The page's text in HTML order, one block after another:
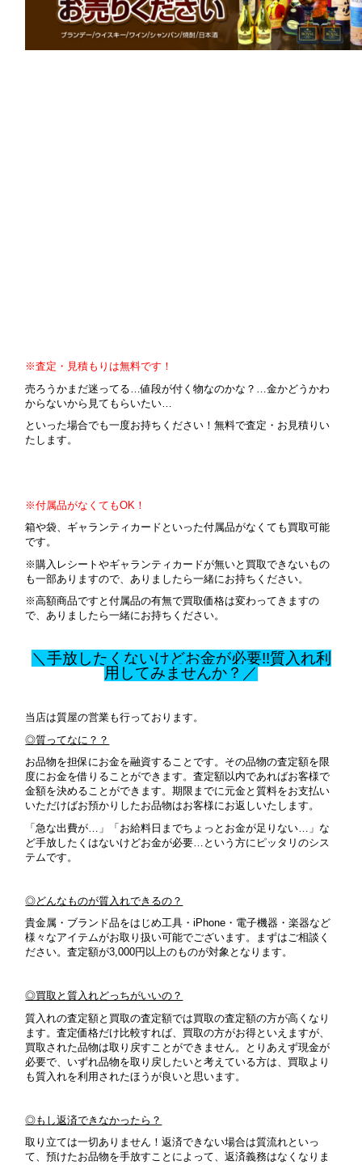
※査定・見積もりは無料です！
売ろうかまだ迷ってる…値段が付く物なのかな？…金かどうかわ
からないから見てもらいたい…
といった場合でも一度お持ちください！無料で査定・お見積りい
たします。
※付属品がなくてもOK！
箱や袋、ギャランティカードといった付属品がなくても買取可能
です。
※購入レシートやギャランティカードが無いと買取できないもの
も一部ありますので、ありましたら一緒にお持ちください。
※高額商品ですと付属品の有無で買取価格は変わってきますの
で、ありましたら一緒にお持ちください。
＼手放したくないけどお金が必要!!質入れ利
用してみませんか？／
当店は質屋の営業も行っております。
◎質ってなに？？
お品物を担保にお金を融資することです。その品物の査定額を限
度にお金を借りることができます。査定額以内であればお客様で
金額を決めることができます。期限までに元金と質料をお支払い
いただけばお預かりしたお品物はお客様にお返しいたします。
「急な出費が…」「お給料日までちょっとお金が足りない…」な
ど手放したくはないけどお金が必要…という方にピッタリのシス
テムです。
◎どんなものが質入れできるの？
貴金属・ブランド品をはじめ工具・iPhone・電子機器・楽器など
様々なアイテムがお取り扱い可能でございます。まずはご相談く
ださい。査定額が3,000円以上のものが対象となります。
◎買取と質入れどっちがいいの？
質入れの査定額と買取の査定額では買取の査定額の方が高くなり
ます。査定価格だけ比較すれば、買取の方がお得といえますが、
買取された品物は取り戻すことができません。とりあえず現金が
必要で、いずれ品物を取り戻したいと考えている方は、買取より
も質入れを利用されたほうが良いと思います。
◎もし返済できなかったら？
取り立ては一切ありません！返済できない場合は質流れといっ
て、預けたお品物を手放すことによって、返済義務はなくなりま